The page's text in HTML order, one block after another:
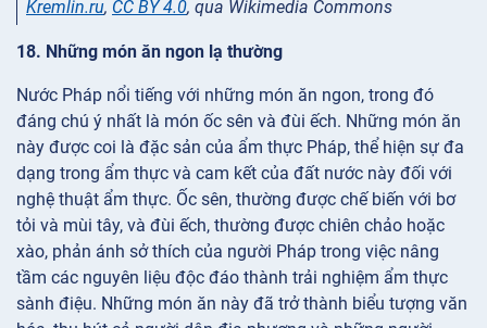
Kremlin.ru, CC BY 4.0, qua Wikimedia Commons
18. Những món ăn ngon lạ thường
Nước Pháp nổi tiếng với những món ăn ngon, trong đó
đáng chú ý nhất là món ốc sên và đùi ếch. Những món ăn
này được coi là đặc sản của ẩm thực Pháp, thể hiện sự đa
dạng trong ẩm thực và cam kết của đất nước này đối với
nghệ thuật ẩm thực. Ốc sên, thường được chế biến với bơ
tỏi và mùi tây, và đùi ếch, thường được chiên chảo hoặc
xào, phản ánh sở thích của người Pháp trong việc nâng
tầm các nguyên liệu độc đáo thành trải nghiệm ẩm thực
sành điệu. Những món ăn này đã trở thành biểu tượng văn